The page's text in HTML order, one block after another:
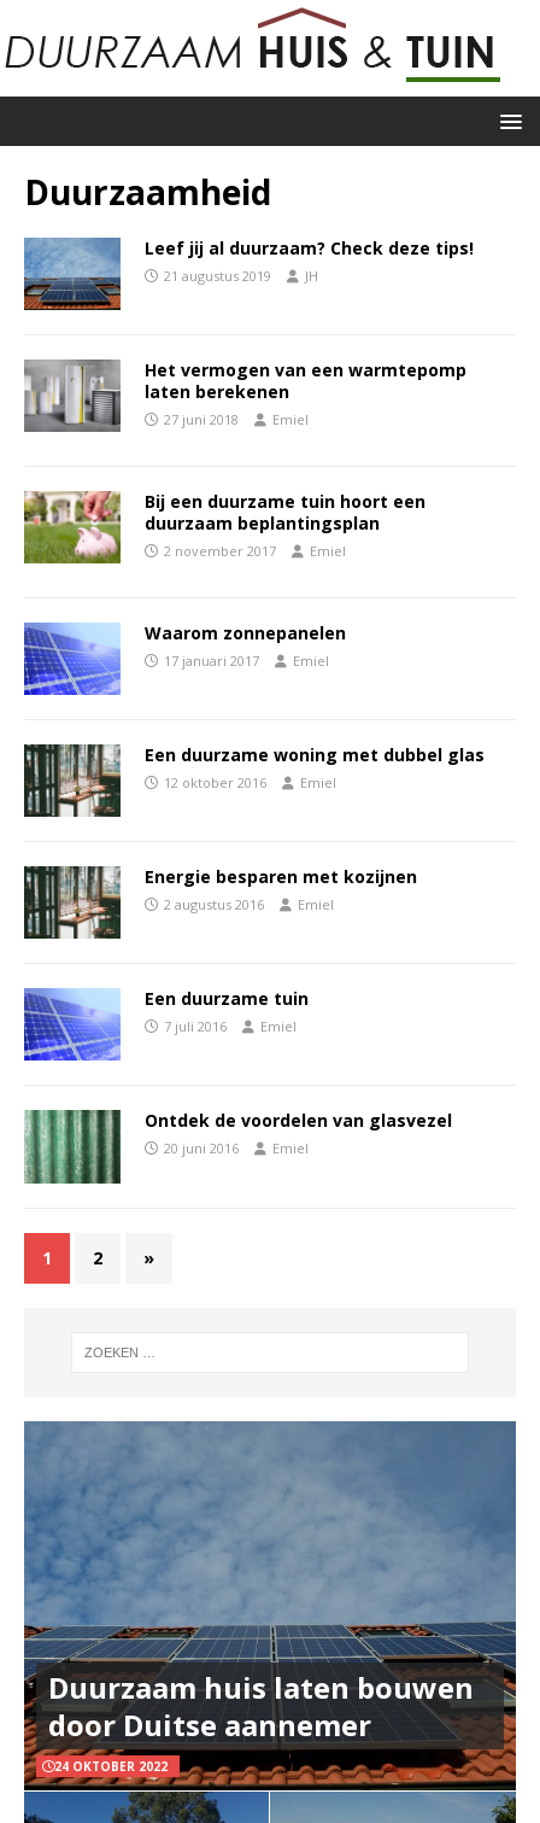
Duurzaamheid
Leef jij al duurzaam? Check deze tips!
21 augustus 2019 JH
Het vermogen van een warmtepomp
laten berekenen
27 juni 2018 Emiel
Bij een duurzame tuin hoort een
duurzaam beplantingsplan
2 november 2017 Emiel
Waarom zonnepanelen
17 januari 2017 Emiel
Een duurzame woning met dubbel glas
12 oktober 2016 Emiel
Energie besparen met kozijnen
2 augustus 2016 Emiel
Een duurzame tuin
7 juli 2016 Emiel
Ontdek de voordelen van glasvezel
20 juni 2016 Emiel
1 2 »
Duurzaam huis laten bouwen
door Duitse aannemer
24 OKTOBER 2022